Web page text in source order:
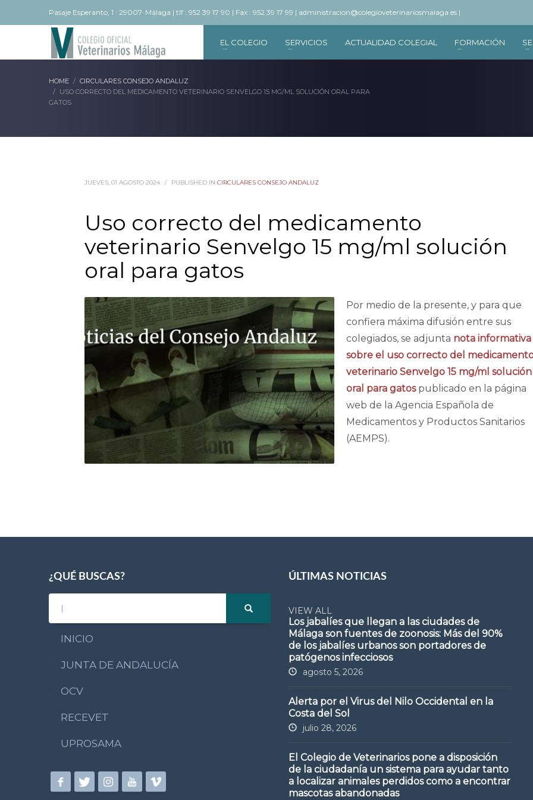
Pasaje Esperanto, 1 · 29007· Málaga | tlf : 952 39 17 90 | Fax : 952 39 17 99 | administracion@colegioveterinariosmalaga.es |
EL COLEGIO SERVICIOS ACTUALIDAD COLEGIAL FORMACIÓN
HOME
CIRCULARES CONSEJO ANDALUZ
USO CORRECTO DEL MEDICAMENTO VETERINARIO SENVELGO 15 MG/ML SOLUCIÓN ORAL PARA
GATOS
JUEVES, 01 AGOSTO 2024 / PUBLISHED IN CIRCULARES CONSEJO ANDALUZ
Uso correcto del medicamento
veterinario Senvelgo 15 mg/ml solución
oral para gatos
Por medio de la presente, y para que
confiera máxima difusión entre sus
colegiados, se adjunta nota informativa
sobre el uso correcto del
veterinario Senvelgo 15 mg/ml solución
oral para gatospublicado en la página
web de la Agencia Española de
Medicamentos y Productos Sanitarios
(AEMPS).
¿QUÉ BUSCAS?
INICIO
JUNTA DE ANDALUCÍA
OCV
RECEVET
UPROSAMA
ÚLTIMAS NOTICIAS
VIEW ALL
Los jabalíes que llegan a las ciudades de
Málaga son fuentes de zoonosis: Más del 90%
de los jabalíes urbanos son portadores de
patógenos infecciosos
agosto 5, 2026
Alerta por el Virus del Nilo Occidental en la
Costa del Sol
julio 28, 2026
El Colegio de Veterinarios pone a disposición
de la ciudadanía un sistema para ayudar tanto
a localizar animales perdidos como a encontrar
mascotas abandonadas